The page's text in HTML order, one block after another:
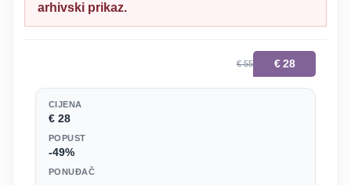
arhivski prikaz.
€ 55 € 28
CIJENA
€ 28
POPUST
-49%
PONUĐAČ